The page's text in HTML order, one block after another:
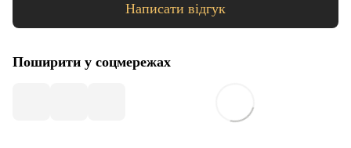
Написати відгук
Поширити у соцмережах